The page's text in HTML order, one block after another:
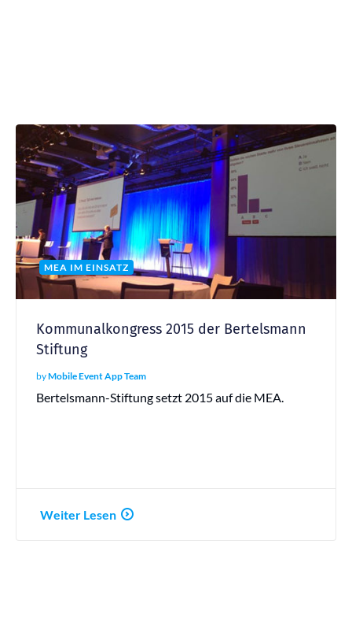
MEA IM EINSATZ
Kommunalkongress 2015 der Bertelsmann
Stiftung
byMobile Event App Team
Bertelsmann-Stiftung setzt 2015 auf die MEA.
Weiter Lesen